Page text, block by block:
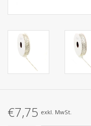
€7,75 exkl. MwSt.